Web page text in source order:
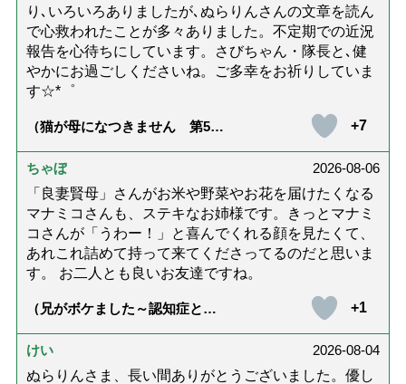
り､いろいろありましたが､ぬらりんさんの文章を読ん
で心救われたことが多々ありました。不定期での近況
報告を心待ちにしています。さびちゃん・隊長と､健
やかにお過ごしくださいね。ご多幸をお祈りしていま
す☆*゜
（猫が母になつきません 第500
+7
ちゃぼ
2026-08-06
「良妻賢母」さんがお米や野菜やお花を届けたくなる
マナミコさんも、ステキなお姉様です。きっとマナミ
コさんが「うわー！」と喜んでくれる顔を見たくて、
あれこれ詰めて持って来てくださってるのだと思いま
す。 お二人とも良いお友達ですね。
（兄がボケました～認知症と介
達』が届きました」）
+1
けい
2026-08-04
ぬらりんさま、長い間ありがとうございました。優し